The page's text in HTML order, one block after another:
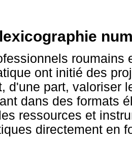
roumains
ont initié des
d'une part, valoriser
dans des formats
ressources et
directement en